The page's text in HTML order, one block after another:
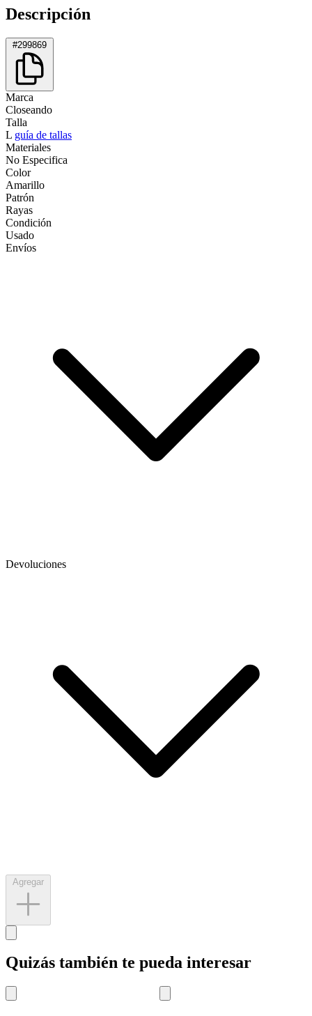
Descripción
#299869
Marca
Closeando
Talla
L guía de tallas
Materiales
No Especifica
Color
Amarillo
Patrón
Rayas
Condición
Usado
Envíos
Devoluciones
Quizás también te pueda interesar